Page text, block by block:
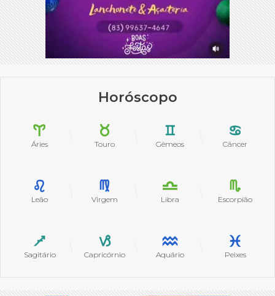
Horóscopo
Áries Touro Gêmeos Câncer
Leão Virgem Libra Escorpião
Sagitário Capricórnio Aquário Peixes